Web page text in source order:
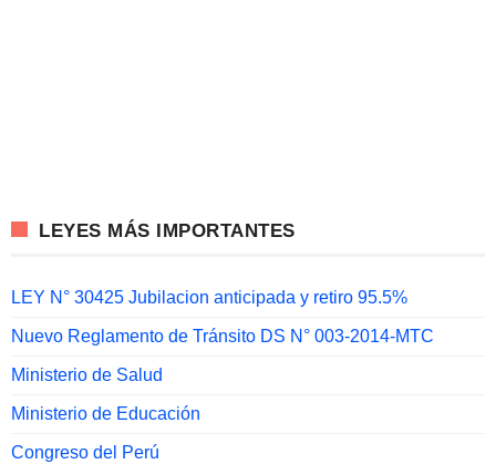
LEYES MÁS IMPORTANTES
LEY N° 30425 Jubilacion anticipada y retiro 95.5%
Nuevo Reglamento de Tránsito DS N° 003-2014-MTC
Ministerio de Salud
Ministerio de Educación
Congreso del Perú